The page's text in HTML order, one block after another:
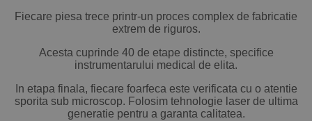
Fiecare piesa trece printr-un proces complex de fabricatie
extrem de riguros.
Acesta cuprinde 40 de etape distincte, specifice
instrumentarului medical de elita.
In etapa finala, fiecare foarfeca este verificata cu o atentie
sporita sub microscop. Folosim tehnologie laser de ultima
generatie pentru a garanta calitatea.